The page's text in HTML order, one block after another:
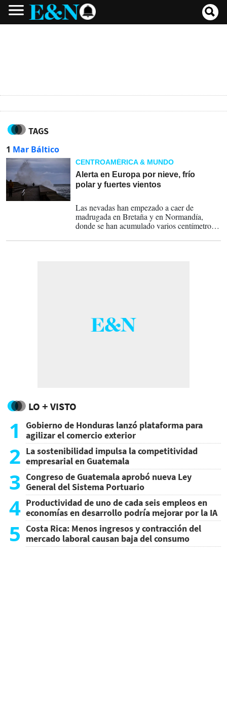
TAGS
1 Mar Báltico
CENTROAMÉRICA & MUNDO
Alerta en Europa por nieve, frío
polar y fuertes vientos
Las nevadas han empezado a caer de
madrugada en Bretaña y en Normandía,
donde se han acumulado varios centímetros,
puntos de Ile-de-France.
LO + VISTO
1
Gobierno de Honduras lanzó plataforma para
agilizar el comercio exterior
2 La sostenibilidad impulsa la competitividad
empresarial en Guatemala
3 Congreso de Guatemala aprobó nueva Ley
General del Sistema Portuario
4 Productividad de uno de cada seis empleos en
economías en desarrollo podría mejorar por la IA
5 Costa Rica: Menos ingresos y contracción del
mercado laboral causan baja del consumo